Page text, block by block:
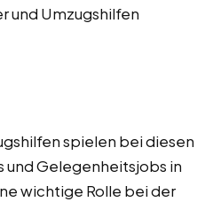
und Umzugshilfen
spielen bei diesen
Gelegenheitsjobs in
wichtige Rolle bei der